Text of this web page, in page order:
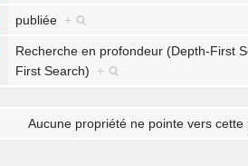
publiée +
Recherche en profondeur (Depth-First
First Search) +
Aucune propriété ne pointe vers cette